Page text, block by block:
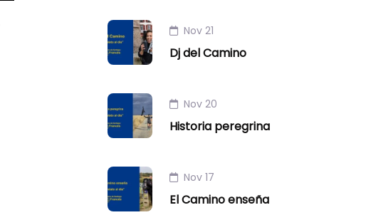
Nov 21
Dj del Camino
Nov 20
Historia peregrina
Nov 17
El Camino enseña